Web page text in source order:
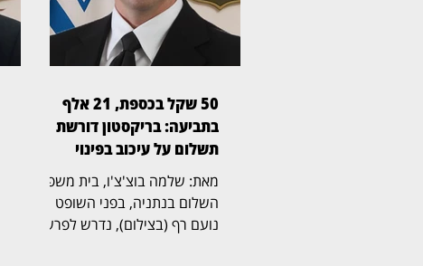
50 שקל בכספת, 21 אלף
בתביעה: בריקסטון דורשת
תשלום על עיכוב בפינוי
מאת: שלמה בוצ'צ'ו, בית משפט
השלום בנתניה, בפני השופט
נועם רף (בצילום), נדרש לפרשה